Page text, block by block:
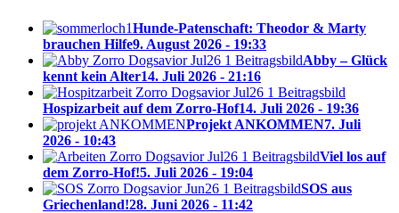
Hunde-Patenschaft: Theodor & Marty
brauchen Hilfe9. August 2026 - 19:33
Abby – Glück
kennt kein Alter14. Juli 2026 - 21:16
Hospizarbeit auf dem Zorro-Hof14. Juli 2026 - 19:36
Projekt ANKOMMEN7. Juli
2026 - 10:43
Viel los auf
dem Zorro-Hof!5. Juli 2026 - 19:04
SOS aus
Griechenland!28. Juni 2026 - 11:42